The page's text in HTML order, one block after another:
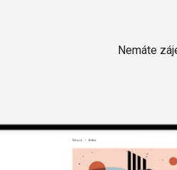
Nemáte